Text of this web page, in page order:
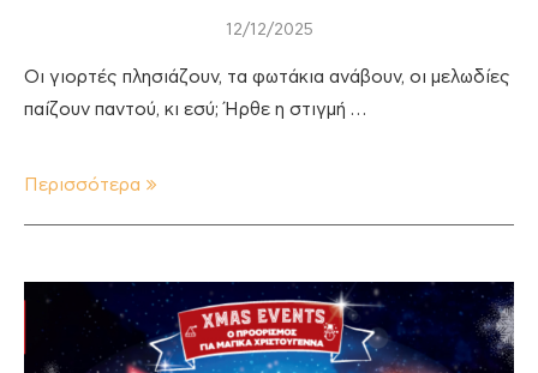
12/12/2025
Οι γιορτές πλησιάζουν, τα φωτάκια ανάβουν, οι μελωδίες
παίζουν παντού, κι εσύ; Ήρθε η στιγμή …
Περισσότερα